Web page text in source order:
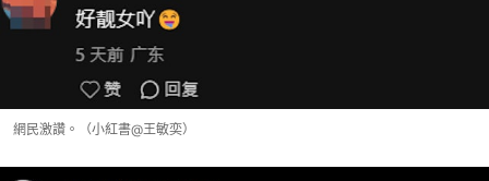
網民激讚。（小紅書@王敏奕）